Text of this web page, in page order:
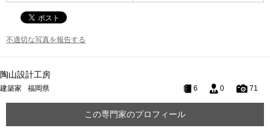
不適切な写真を報告する
陶山設計工房
建築家 福岡県 6 0 71
この専門家のプロフィール